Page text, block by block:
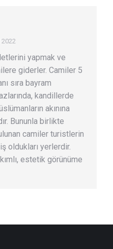
2022
yapmak ve
giderler. Camiler 5
sıra bayram
kandillerde
akınına
Bununla birlikte
camiler turistlerin
oldukları yerlerdir.
estetik görünüme